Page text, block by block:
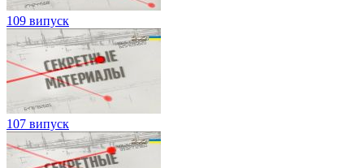
109 випуск
107 випуск